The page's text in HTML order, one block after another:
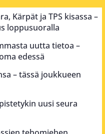
Kärpät ja TPS kisassa –
loppusuoralla
uutta tietoa –
edessä
– tässä joukkueen
uusi seura